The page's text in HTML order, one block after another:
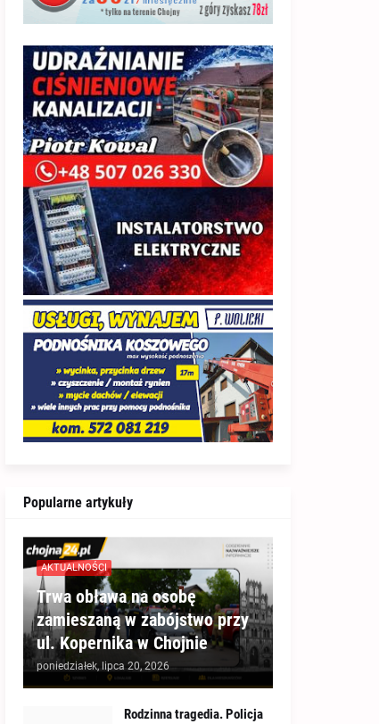
Popularne artykuły
AKTUALNOŚCI
Trwa obława na osobę
zamieszaną w zabójstwo przy
ul. Kopernika w Chojnie
poniedziałek, lipca 20, 2026
Rodzinna tragedia. Policja